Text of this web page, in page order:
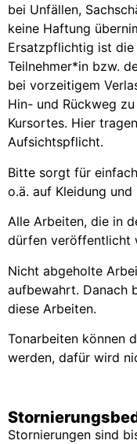
bei Unfällen,
keine Haftung
Ersatzpflichtig ist die
Teilnehmer*in bzw.
bei vorzeitigem
Hin- und Rückweg
Kursortes. Hier
Aufsichtspflicht.
Bitte sorgt für
o.ä. auf Kleidung
Alle Arbeiten, die in
dürfen veröffentlicht
Nicht abgeholte
aufbewahrt. Danach
diese Arbeiten.
Tonarbeiten können
werden, dafür wird
Stornierungen sind